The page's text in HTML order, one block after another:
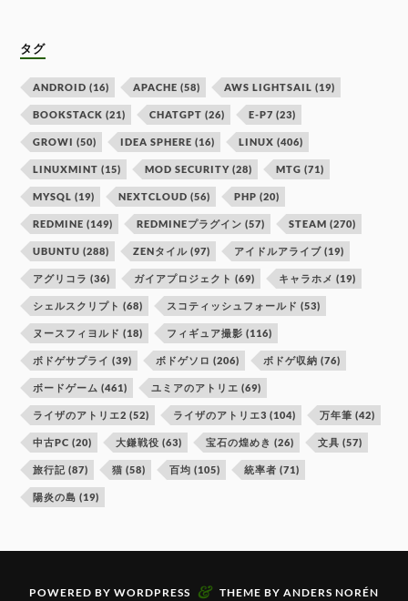
タグ
ANDROID (16) APACHE (58) AWS LIGHTSAIL (19)
BOOKSTACK (21) CHATGPT (26) E-P7 (23)
GROWI (50) IDEA SPHERE (16) LINUX (406)
LINUXMINT (15) MOD SECURITY (28) MTG (71)
MYSQL (19) NEXTCLOUD (56) PHP (20)
REDMINE (149) REDMINEプラグイン (57) STEAM (270)
UBUNTU (288) ZENタイル (97) アイドルアライブ (19)
アグリコラ (36) ガイアプロジェクト (69) キャラホメ (19)
シェルスクリプト (68) スコティッシュフォールド (53)
ヌースフィヨルド (18) フィギュア撮影 (116)
ボドゲサプライ (39) ボドゲソロ (206) ボドゲ収納 (76)
ボードゲーム (461) ユミアのアトリエ (69)
ライザのアトリエ2 (52) ライザのアトリエ3 (104) 万年筆 (42)
中古PC (20) 大鎌戦役 (63) 宝石の煌めき (26) 文具 (57)
旅行記 (87) 猫 (58) 百均 (105) 統率者 (71)
陽炎の島 (19)
POWERED BY WORDPRESS & THEME BY ANDERS NORÉN